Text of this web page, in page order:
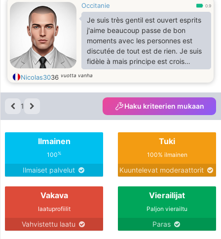
Occitanie 0.9
Je suis très gentil est ouvert esprits
j'aime beaucoup passe de bon
moments avec les personnes est
discutée de tout est de rien. Je suis
fidèle à mais principe est crois
fortement a l'amour
Nicolas3036 vuotta vanha
1 Haku kriteerien mukaan
Ilmainen
100%
Ilmaiset palvelut
Tuki
100% ilmainen
Kuuntelevat moderaattorit
Vakava
laatuprofiilit
Vahvistettu laatu
Vierailijat
Paljon vierailtu
Paras